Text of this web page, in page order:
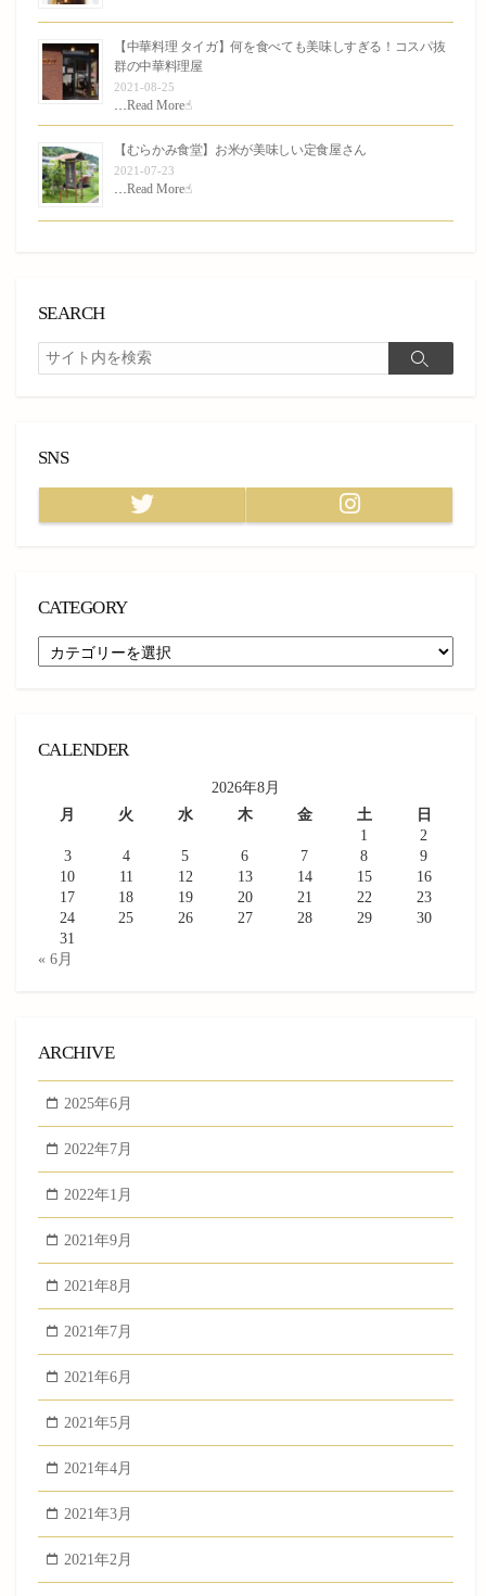
【中華料理 タイガ】何を食べても美味しすぎる！コスパ抜
群の中華料理屋
2021-08-25
…Read More☝︎
【むらかみ食堂】お米が美味しい定食屋さん
2021-07-23
…Read More☝︎
SEARCH
検
索
検
SNS
Twitter Instagram
CATEGORY
CATEGORY
CALENDER
2026年8月
月
火 水 木 金 土
日
1
2
3
4 5 6 7 8
9
10
11 12 13 14 15
16
17
18 19 20 21 22
23
24
25 26 27 28 29
30
31
« 6月
ARCHIVE
2025年6月
2022年7月
2022年1月
2021年9月
2021年8月
2021年7月
2021年6月
2021年5月
2021年4月
2021年3月
2021年2月